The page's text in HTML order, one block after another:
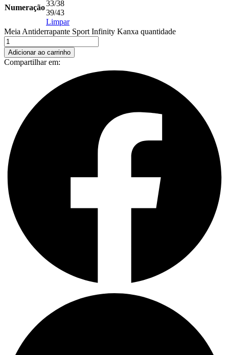
Numeração33/38
39/43
Limpar
Meia Antiderrapante Sport Infinity Kanxa quantidade
Adicionar ao carrinho
Compartilhar em: